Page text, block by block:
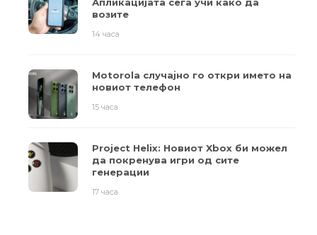
Апликацијата сега учи како да
возите
14 часа
Motorola случајно го откри името на
новиот телефон
15 часа
Project Helix: Новиот Xbox би можел
да покренува игри од сите
генерации
17 часа